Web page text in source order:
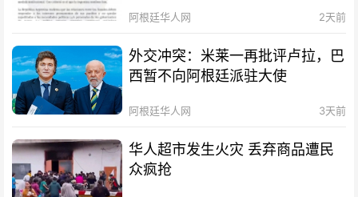
阿根廷华人网 2天前
外交冲突：米莱一再批评卢拉，巴
西暂不向阿根廷派驻大使
阿根廷华人网 3天前
华人超市发生火灾 丢弃商品遭民
众疯抢